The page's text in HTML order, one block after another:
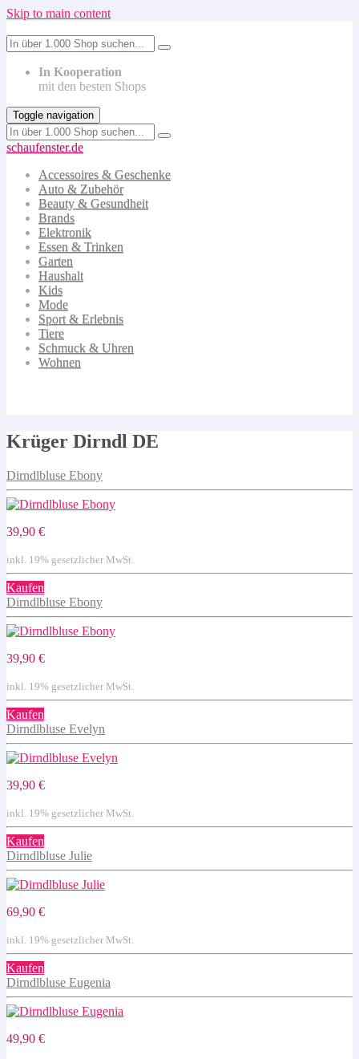
Skip to main content
In Kooperation
mit den besten Shops
Toggle navigation
schaufenster.de
Accessoires & Geschenke
Auto & Zubehör
Beauty & Gesundheit
Brands
Elektronik
Essen & Trinken
Garten
Haushalt
Kids
Mode
Sport & Erlebnis
Tiere
Schmuck & Uhren
Wohnen
Krüger Dirndl DE
Dirndlbluse Ebony
39,90 €
inkl. 19% gesetzlicher MwSt.
Kaufen
Dirndlbluse Ebony
39,90 €
inkl. 19% gesetzlicher MwSt.
Kaufen
Dirndlbluse Evelyn
39,90 €
inkl. 19% gesetzlicher MwSt.
Kaufen
Dirndlbluse Julie
69,90 €
inkl. 19% gesetzlicher MwSt.
Kaufen
Dirndlbluse Eugenia
49,90 €